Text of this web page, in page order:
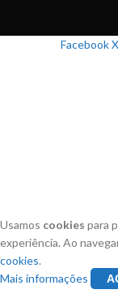
FacebookX
Usamos cookies para
experiência. Ao
cookies.
Mais informações